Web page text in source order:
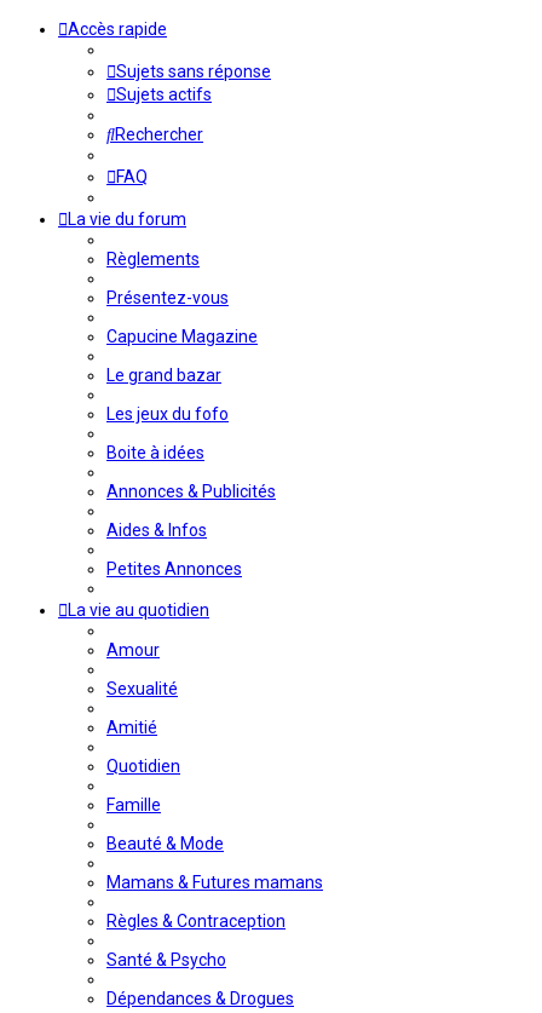
Accès rapide
Sujets sans réponse
Sujets actifs
Rechercher
FAQ
La vie du forum
Règlements
Présentez-vous
Capucine Magazine
Le grand bazar
Les jeux du fofo
Boite à idées
Annonces & Publicités
Aides & Infos
Petites Annonces
La vie au quotidien
Amour
Sexualité
Amitié
Quotidien
Famille
Beauté & Mode
Mamans & Futures mamans
Règles & Contraception
Santé & Psycho
Dépendances & Drogues